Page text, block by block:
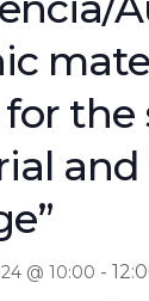
and
@ 10:00 -